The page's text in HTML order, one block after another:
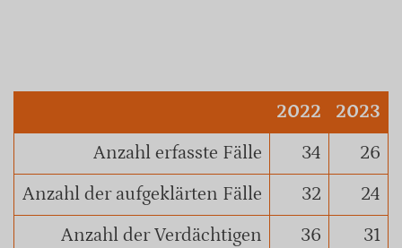
2022
2023
Anzahl erfasste Fälle
34
26
Anzahl der aufgeklärten Fälle
32
24
Anzahl der Verdächtigen
36
31